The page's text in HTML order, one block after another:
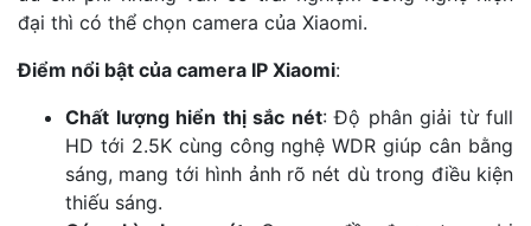
đại thì có thể chọn camera của Xiaomi.
Điểm nổi bật của camera IP Xiaomi:
Chất lượng hiển thị sắc nét: Độ phân giải từ full
HD tới 2.5K cùng công nghệ WDR giúp cân bằng
sáng, mang tới hình ảnh rõ nét dù trong điều kiện
thiếu sáng.